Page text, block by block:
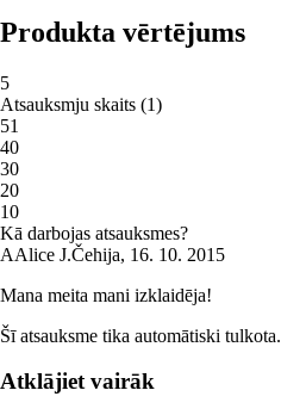
Produkta vērtējums
5
Atsauksmju skaits (1)
51
40
30
20
10
Kā darbojas atsauksmes?
AAlice J.Čehija, 16. 10. 2015
Mana meita mani izklaidēja!
Šī atsauksme tika automātiski tulkota.
Atklājiet vairāk